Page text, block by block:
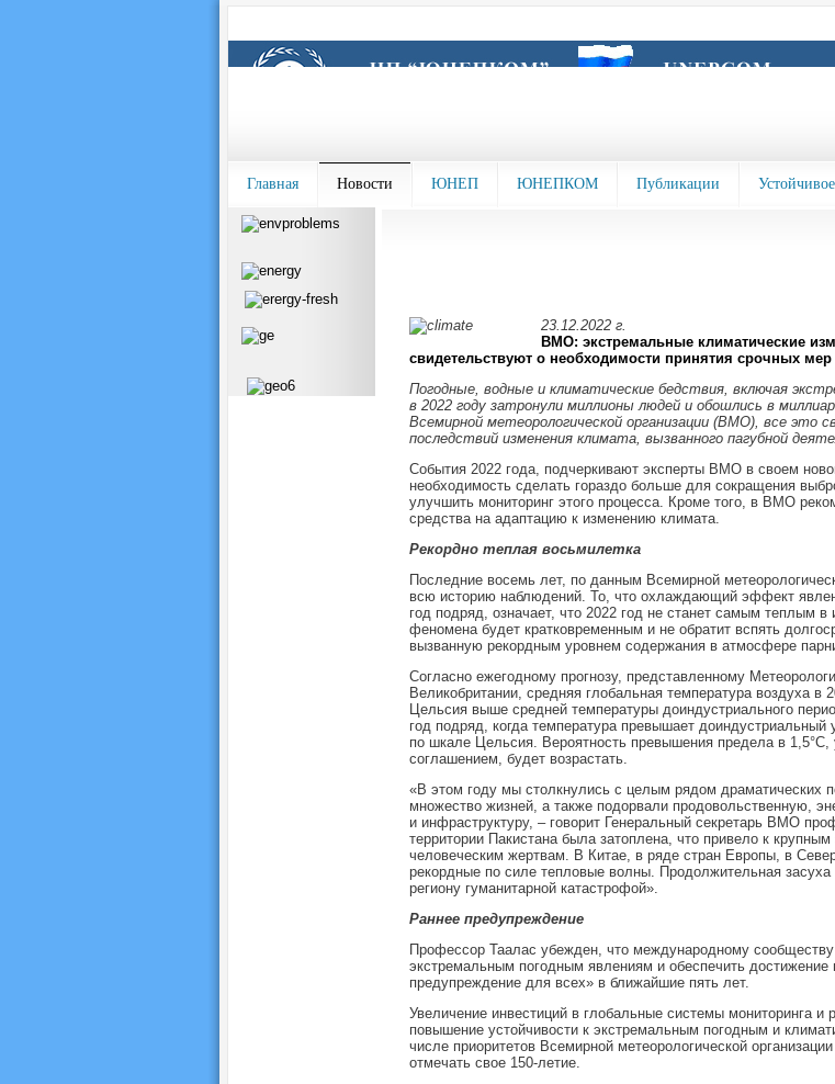
Главная Новости ЮНЕП ЮНЕПКОМ Публикации
23.12.2022 г.
ВМО: экстремальные климатические
свидетельствуют о необходимости принятия срочных мер
Погодные, водные и климатические бедствия, включая
в 2022 году затронули миллионы людей и обошлись в
Всемирной метеорологической организации (ВМО), все это
последствий изменения климата, вызванного пагубной
События 2022 года, подчеркивают эксперты ВМО в своем
необходимость сделать гораздо больше для сокращения
улучшить мониторинг этого процесса. Кроме того, в ВМО
средства на адаптацию к изменению климата.
Рекордно теплая восьмилетка
Последние восемь лет, по данным Всемирной
всю историю наблюдений. То, что охлаждающий эффект
год подряд, означает, что 2022 год не станет самым теплым в
феномена будет кратковременным и не обратит вспять
вызванную рекордным уровнем содержания в атмосфере
Согласно ежегодному прогнозу, представленному
Великобритании, средняя глобальная температура воздуха в
Цельсия выше средней температуры доиндустриального
год подряд, когда температура превышает
по шкале Цельсия. Вероятность превышения предела в
соглашением, будет возрастать.
«В этом году мы столкнулись с целым рядом драматических
множество жизней, а также подорвали продовольственную,
и инфраструктуру, – говорит Генеральный секретарь ВМО
территории Пакистана была затоплена, что привело к
человеческим жертвам. В Китае, в ряде стран Европы, в
рекордные по силе тепловые волны. Продолжительная засуха
региону гуманитарной катастрофой».
Раннее предупреждение
Профессор Таалас убежден, что международному сообществу
экстремальным погодным явлениям и обеспечить
предупреждение для всех» в ближайшие пять лет.
Увеличение инвестиций в глобальные системы мониторинга и
повышение устойчивости к экстремальным погодным и
числе приоритетов Всемирной метеорологической
отмечать свое 150-летие.